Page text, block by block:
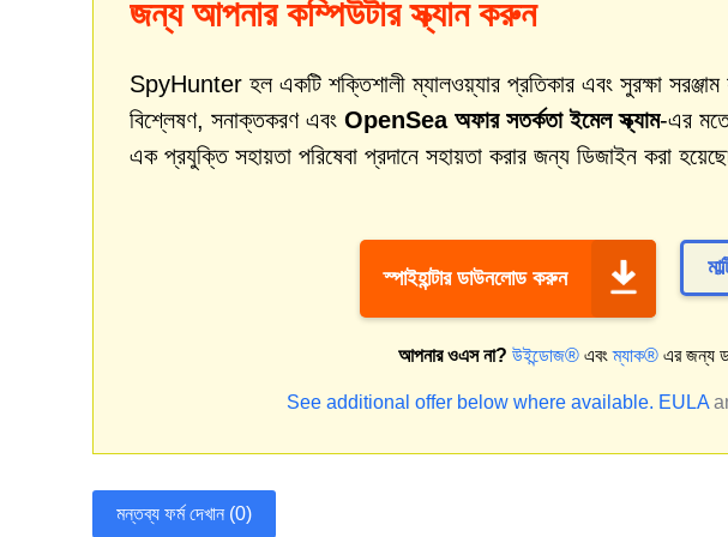
জন্য আপনার কম্পিউটার স্ক্যান করুন
SpyHunter হল একটি শক্তিশালী ম্যালওয়্যার প্রতিকার এবং সুরক্ষা সরঞ্জাম
বিশ্লেষণ, সনাক্তকরণ এবং OpenSea অফার সতর্কতা ইমেল স্ক্যাম-এর
এক প্রযুক্তি সহায়তা পরিষেবা প্রদানে সহায়তা করার জন্য ডিজাইন করা
স্পাইহান্টার ডাউনলোড করুন
আপনার ওএস না? উইন্ডোজ®এবংম্যাক®এর জন্য
See additional offer below where available. EULA
মন্তব্য ফর্ম দেখান (0)